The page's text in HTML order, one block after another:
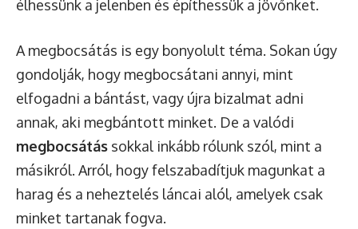
élhessünk a jelenben és építhessük a jövőnket.
A megbocsátás is egy bonyolult téma. Sokan úgy
gondolják, hogy megbocsátani annyi, mint
elfogadni a bántást, vagy újra bizalmat adni
annak, aki megbántott minket. De a valódi
megbocsátás sokkal inkább rólunk szól, mint a
másikról. Arról, hogy felszabadítjuk magunkat a
harag és a neheztelés láncai alól, amelyek csak
minket tartanak fogva.